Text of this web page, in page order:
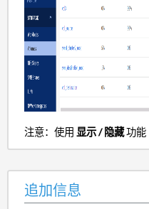
注意：使用 显示 / 隐藏功能
追加信息